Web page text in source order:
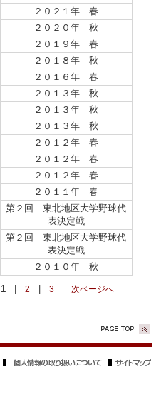
２０２１年 春
２０２０年 秋
２０１９年 春
２０１８年 秋
２０１６年 春
２０１３年 秋
２０１３年 秋
２０１３年 秋
２０１２年 春
２０１２年 春
２０１２年 春
２０１１年 春
第２回 東北地区大学野球代
表決定戦
第２回 東北地区大学野球代
表決定戦
２０１０年 秋
1 2 3 次ページへ